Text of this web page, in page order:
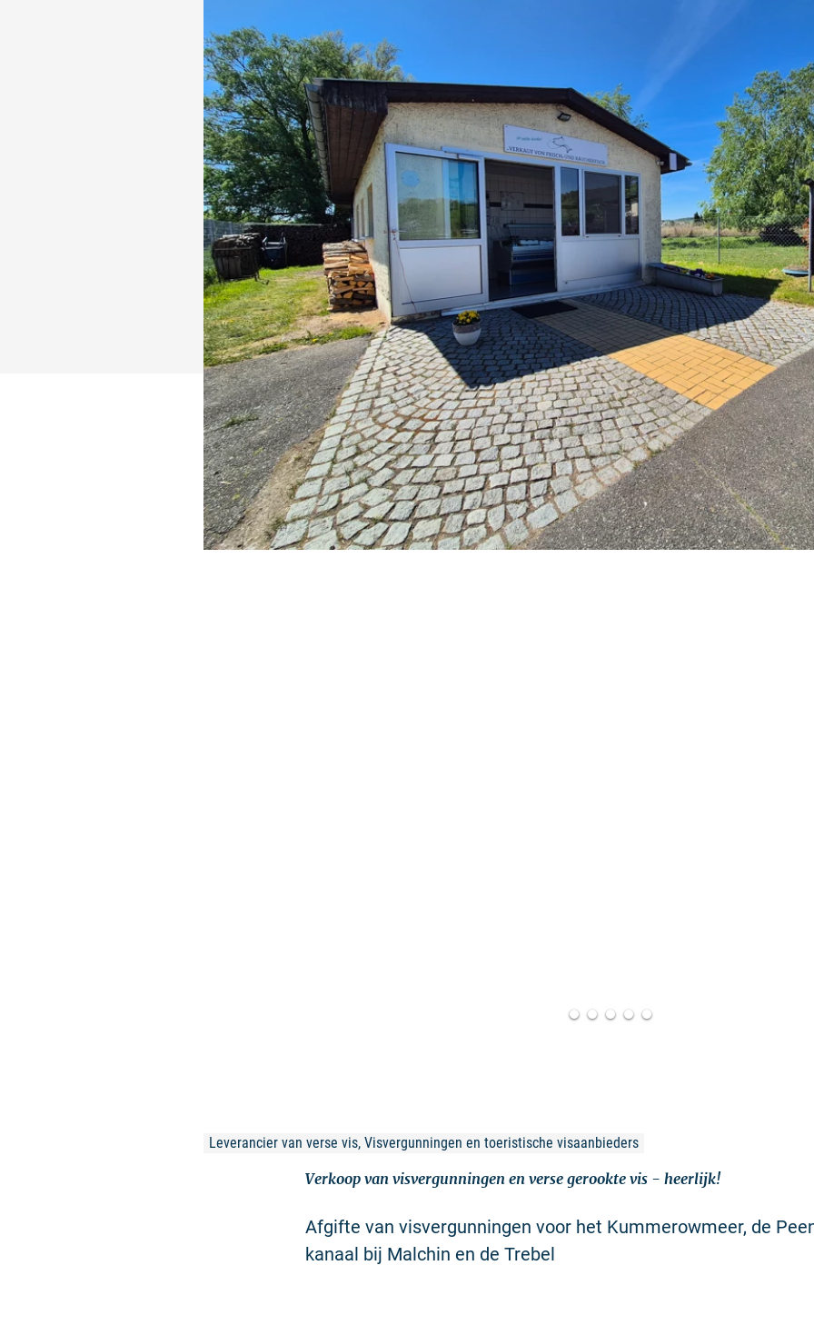
Leverancier van verse vis, Visvergunningen en toeristische visaanbieders
Verkoop van visvergunningen en verse gerookte vis - heerlijk!
Afgifte van visvergunningen voor het Kummerowmeer, de
kanaal bij Malchin en de Trebel